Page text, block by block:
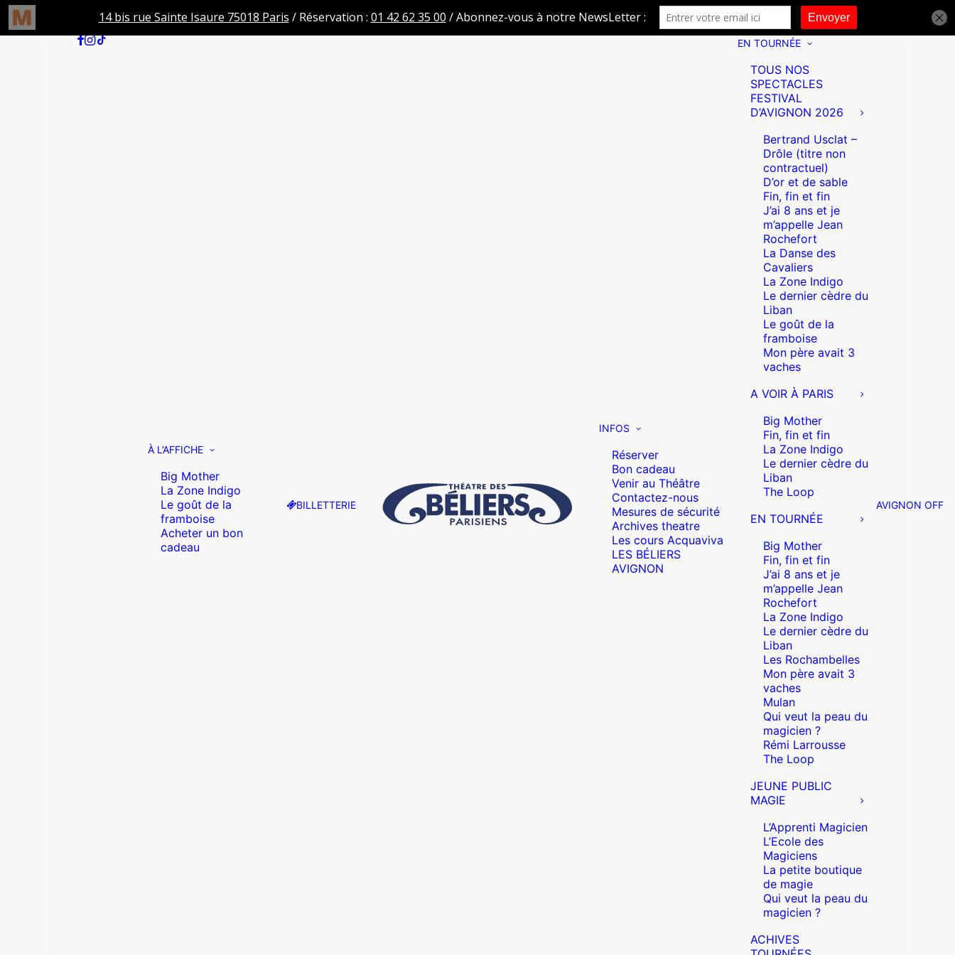
À L’AFFICHE
Big Mother
La Zone Indigo
Le goût de la
framboise
Acheter un bon
cadeau
BILLETTERIE
INFOS
Réserver
Bon cadeau
Venir au Théâtre
Contactez-nous
Mesures de sécurité
Archives theatre
Les cours Acquaviva
LES BÉLIERS
AVIGNON
EN TOURNÉE
TOUS NOS
SPECTACLES
FESTIVAL
D’AVIGNON 2026
Bertrand Usclat –
Drôle (titre non
contractuel)
D’or et de sable
Fin, fin et fin
J’ai 8 ans et je
m’appelle Jean
Rochefort
La Danse des
Cavaliers
La Zone Indigo
Le dernier cèdre du
Liban
Le goût de la
framboise
Mon père avait 3
vaches
A VOIR À PARIS
Big Mother
Fin, fin et fin
La Zone Indigo
Le dernier cèdre du
Liban
The Loop
EN TOURNÉE
Big Mother
Fin, fin et fin
J’ai 8 ans et je
m’appelle Jean
Rochefort
La Zone Indigo
Le dernier cèdre du
Liban
Les Rochambelles
Mon père avait 3
vaches
Mulan
Qui veut la peau du
magicien ?
Rémi Larrousse
The Loop
JEUNE PUBLIC
MAGIE
L’Apprenti Magicien
L’Ecole des
Magiciens
La petite boutique
de magie
Qui veut la peau du
magicien ?
ACHIVES
AVIGNON OFF